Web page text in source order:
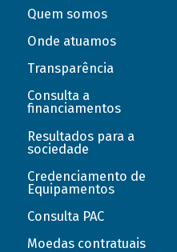
Quem somos
Onde atuamos
Transparência
Consulta a
financiamentos
Resultados para a
sociedade
Credenciamento de
Equipamentos
Consulta PAC
Moedas contratuais